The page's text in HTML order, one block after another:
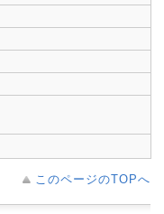
このページのTOPへ